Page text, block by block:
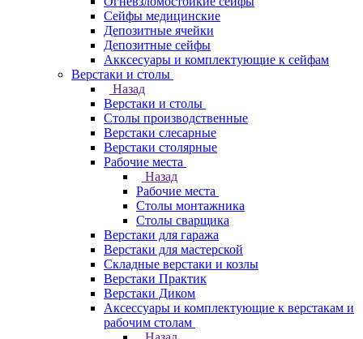
Сейфы медицинские
Депозитные ячейки
Депозитные сейфы
Акксесуары и комплектующие к сейфам
Верстаки и столы
Назад
Верстаки и столы
Столы производственные
Верстаки слесарные
Верстаки столярные
Рабочие места
Назад
Рабочие места
Столы монтажника
Столы сварщика
Верстаки для гаража
Верстаки для мастерской
Складные верстаки и козлы
Верстаки Практик
Верстаки Диком
Аксессуары и комплектующие к верстакам и
рабочим столам